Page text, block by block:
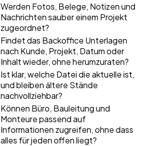
Werden Fotos, Belege, Notizen und
Nachrichten sauber einem Projekt
zugeordnet?
Findet das Backoffice Unterlagen
nach Kunde, Projekt, Datum oder
Inhalt wieder, ohne herumzuraten?
Ist klar, welche Datei die aktuelle ist,
und bleiben ältere Stände
nachvollziehbar?
Können Büro, Bauleitung und
Monteure passend auf
Informationen zugreifen, ohne dass
alles für jeden offen liegt?